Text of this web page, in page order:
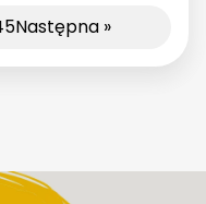
5Następna »